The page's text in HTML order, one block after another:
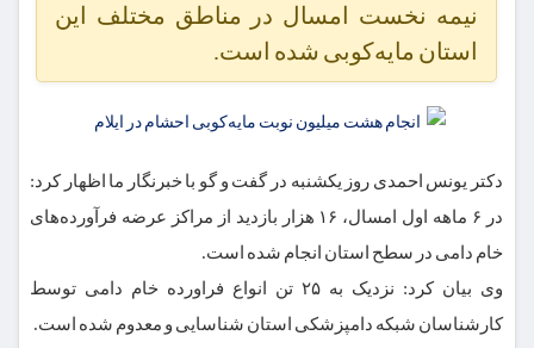
نیمه نخست امسال در مناطق مختلف این
استان مایه‌کوبی شده است.
دکتر یونس احمدی روز یکشنبه در گفت و گو با خبرنگار ما اظهار کرد:
در ۶ ماهه اول امسال، ۱۶ هزار بازدید از مراکز عرضه فرآورده‌های
خام دامی در سطح استان انجام شده است.
وی بیان کرد: نزدیک به ۲۵ تن انواع فراورده خام دامی توسط
کارشناسان شبکه دامپزشکی استان شناسایی و معدوم شده است.